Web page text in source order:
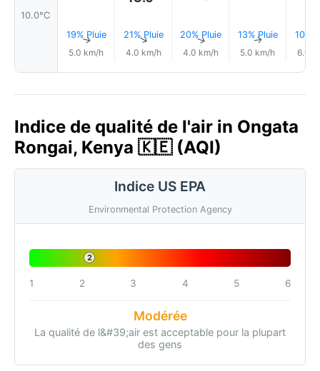
10.0°C
19% Pluie
↑
5.0 km/h
21% Pluie
↑
4.0 km/h
20% Pluie
↑
4.0 km/h
13% Pluie
↑
5.0 km/h
10%
6.0
Indice de qualité de l'air in Ongata
Rongai, Kenya 🇰🇪 (AQI)
Indice US EPA
Environmental Protection Agency
2
1 2 3 4 5 6
Modérée
La qualité de l&#39;air est acceptable pour la plupart
des gens